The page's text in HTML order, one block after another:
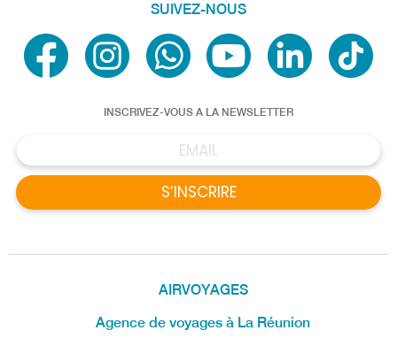
AIRVOYAGES
Agence de voyages à La Réunion
SUIVEZ-NOUS
INSCRIVEZ-VOUS A LA NEWSLETTER
S’INSCRIRE